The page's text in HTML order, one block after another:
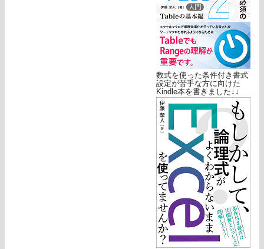
数式を使った条件付き書式
設定が苦手な方に向けた
Kindle本を書きました↓↓